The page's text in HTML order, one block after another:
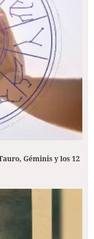
Géminis y los 12